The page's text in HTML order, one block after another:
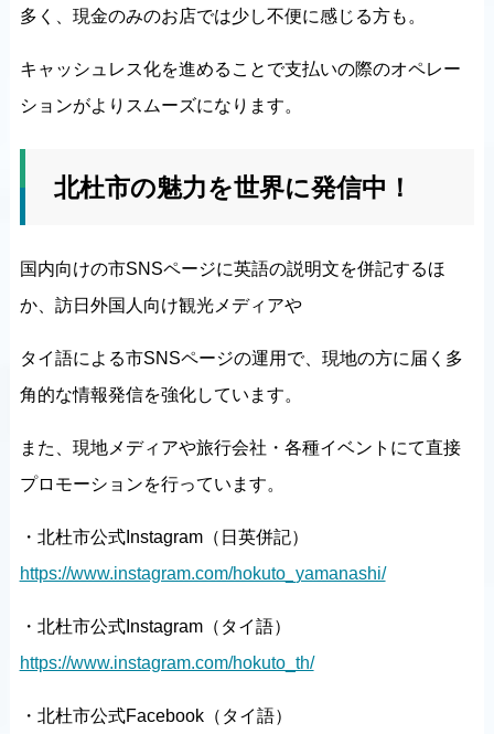
多く、現金のみのお店では少し不便に感じる方も。
キャッシュレス化を進めることで支払いの際のオペレー
ションがよりスムーズになります。
北杜市の魅力を世界に発信中！
国内向けの市SNSページに英語の説明文を併記するほ
か、訪日外国人向け観光メディアや
タイ語による市SNSページの運用で、現地の方に届く多
角的な情報発信を強化しています。
また、現地メディアや旅行会社・各種イベントにて直接
プロモーションを行っています。
・北杜市公式Instagram（日英併記）
https://www.instagram.com/hokuto_yamanashi/
・北杜市公式Instagram（タイ語）
https://www.instagram.com/hokuto_th/
・北杜市公式Facebook（タイ語）